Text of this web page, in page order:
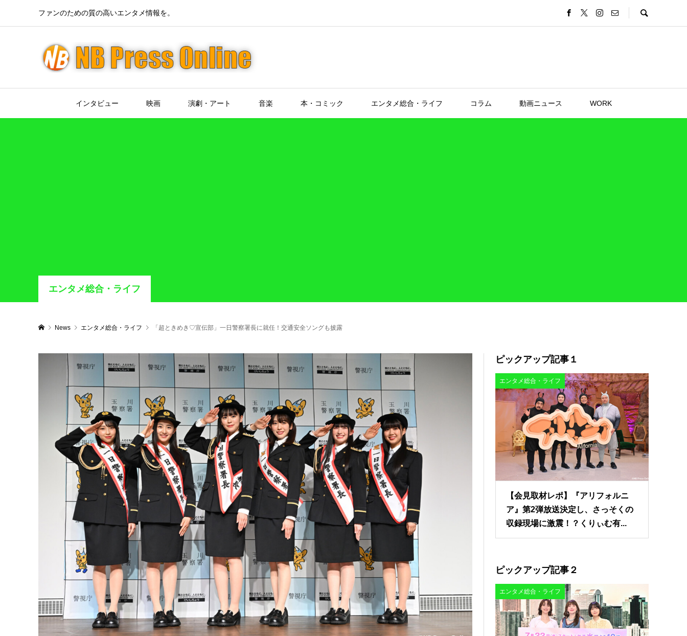
ファンのための質の高いエンタメ情報を。
インタビュー 映画 演劇・アート 音楽 本・コミック エンタメ総合・ライフ コラム 動画ニュース WORK
エンタメ総合・ライフ
News エンタメ総合・ライフ 「超ときめき♡宣伝部」一日警察署長に就任！交通安全ソングも披露
ピックアップ記事１
エンタメ総合・ライフ
【会見取材レポ】『アリフォルニ
ア』第2弾放送決定し、さっそくの
収録現場に激震！？くりぃむ有...
ピックアップ記事２
エンタメ総合・ライフ